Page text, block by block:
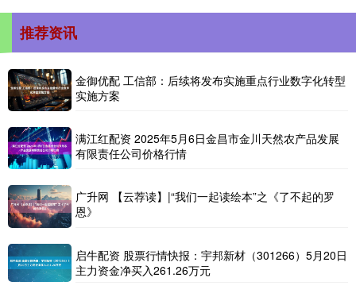
推荐资讯
金御优配 工信部：后续将发布实施重点行业数字化转型
实施方案
满江红配资 2025年5月6日金昌市金川天然农产品发展
有限责任公司价格行情
广升网 【云荐读】|“我们一起读绘本”之《了不起的罗
恩》
启牛配资 股票行情快报：宇邦新材（301266）5月20日
主力资金净买入261.26万元